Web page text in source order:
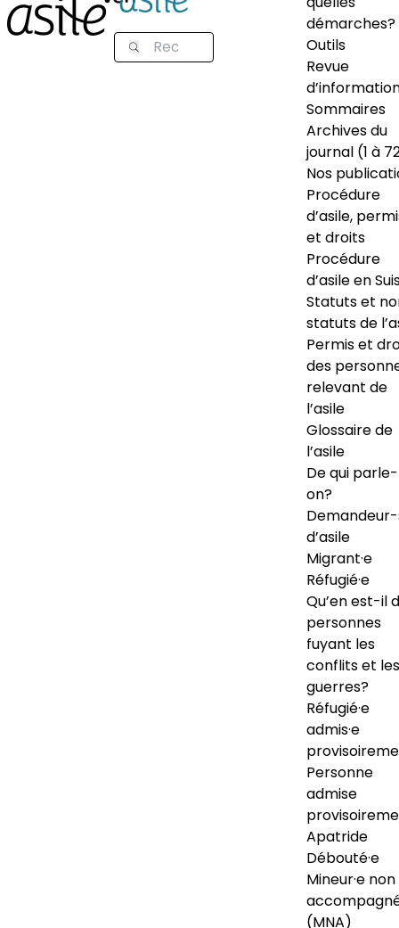
démarches?
Outils
Revue
Sommaires
Archives du
journal (1 à
Nos
Procédure
d’asile,
et droits
Procédure
d’asile en
Statuts et
statuts de
Permis et
des
relevant de
l’asile
Glossaire de
l’asile
De qui
on?
d’asile
Migrant·e
Réfugié·e
Qu’en est-il
personnes
fuyant les
conflits et les
guerres?
Réfugié·e
admis·e
Personne
admise
Apatride
Débouté·e
Mineur·e non
(MNA)